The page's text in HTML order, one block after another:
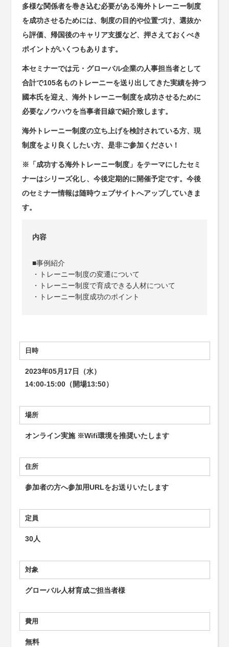
多様な関係者を巻き込む必要がある海外トレーニー制度
を成功させるためには、制度の目的や位置づけ、選抜か
ら評価、帰国後のキャリア支援など、押さえておくべき
ポイントがいくつもあります。
本セミナーでは元・グローバル企業の人事担当者として
合計で105名ものトレーニーを送り出してきた実績を持つ
國本氏を迎え、海外トレーニー制度を成功させるために
必要なノウハウを当事者目線で紹介致します。
海外トレーニー制度の立ち上げを検討されている方、現
制度をより良くしたい方、是非ご参加ください！
※「成功する海外トレーニー制度」をテーマにしたセミ
ナーはシリーズ化し、今後定期的に開催予定です。今後
のセミナー情報は随時ウェブサイトへアップしていきま
す。
内容
■事例紹介
・トレーニー制度の変遷について
・トレーニー制度で育成できる人材について
・トレーニー制度成功のポイント
日時
2023年05月17日（水）
14:00-15:00（開場13:50）
場所
オンライン実施 ※Wifi環境を推奨いたします
住所
参加者の方へ参加用URLをお送りいたします
定員
30人
対象
グローバル人材育成ご担当者様
費用
無料